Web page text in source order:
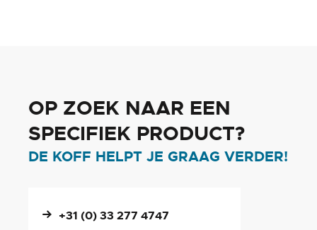
OP ZOEK NAAR EEN
SPECIFIEK PRODUCT?
DE KOFF HELPT JE GRAAG VERDER!
+31 (0) 33 277 4747